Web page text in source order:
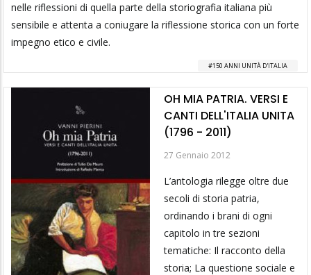
nelle riflessioni di quella parte della storiografia italiana più
sensibile e attenta a coniugare la riflessione storica con un forte
impegno etico e civile.
150 ANNI UNITÀ D'ITALIA
OH MIA PATRIA. VERSI E
CANTI DELL'ITALIA UNITA
(1796 - 2011)
27 Gennaio 2012
L’antologia rilegge oltre due
secoli di storia patria,
ordinando i brani di ogni
capitolo in tre sezioni
tematiche: Il racconto della
storia; La questione sociale e